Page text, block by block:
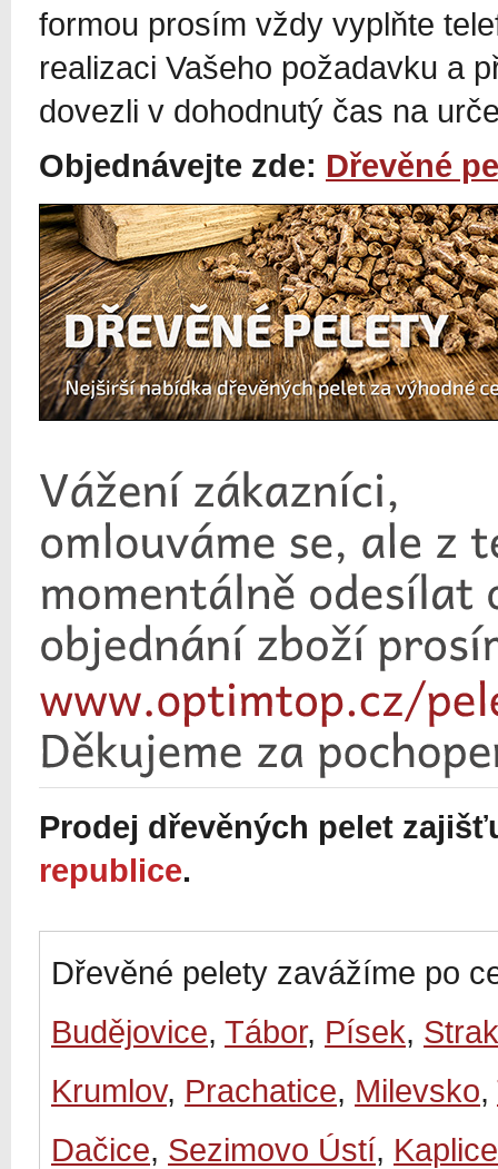
formou prosím vždy vyplňte
realizaci Vašeho požadavku a
dovezli v dohodnutý čas na
Objednávejte zde: Dřevěné
Prodej dřevěných pelet
republice.
Dřevěné pelety zavážíme po
Budějovice, Tábor, Písek,
Krumlov, Prachatice, Milevsko,
Dačice, Sezimovo Ústí, Kaplice